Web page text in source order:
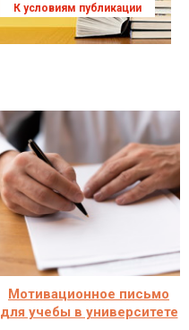
К условиям публикации
Мотивационное письмо
для учебы в университете